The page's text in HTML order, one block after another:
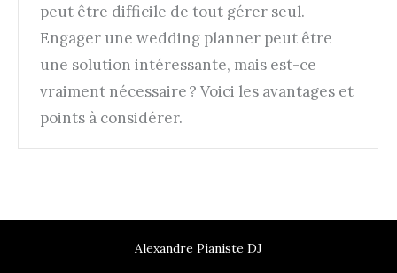
peut être difficile de tout gérer seul.
Engager une wedding planner peut être
une solution intéressante, mais est-ce
vraiment nécessaire ? Voici les avantages et
points à considérer.
Alexandre Pianiste DJ